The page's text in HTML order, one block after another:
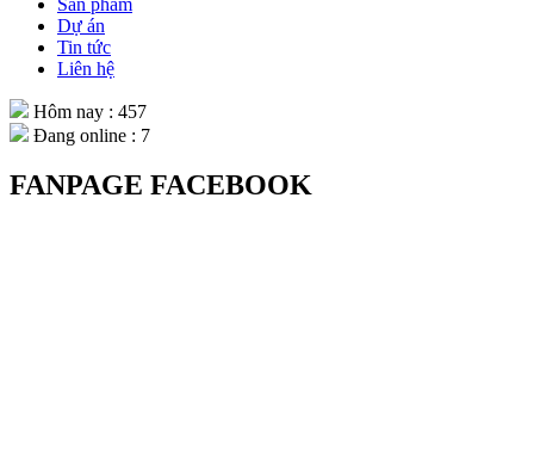
Dự án
Tin tức
Liên hệ
Hôm nay : 457
Đang online : 7
FANPAGE FACEBOOK